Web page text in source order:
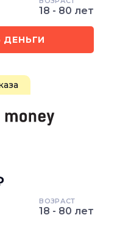
18 - 80 лет
ДЕНЬГИ
ВОЗРАСТ
18 - 80 лет